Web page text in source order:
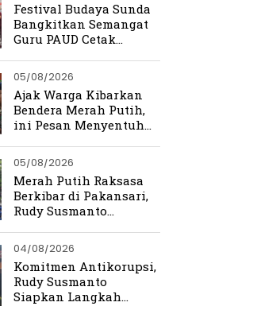
Festival Budaya Sunda
Bangkitkan Semangat
Guru PAUD Cetak
05/08/2026
Ajak Warga Kibarkan
Bendera Merah Putih,
ini Pesan Menyentuh
05/08/2026
Merah Putih Raksasa
Berkibar di Pakansari,
Rudy Susmanto
Perjuangan
Kemerdekaan
04/08/2026
Komitmen Antikorupsi,
Rudy Susmanto
Siapkan Langkah